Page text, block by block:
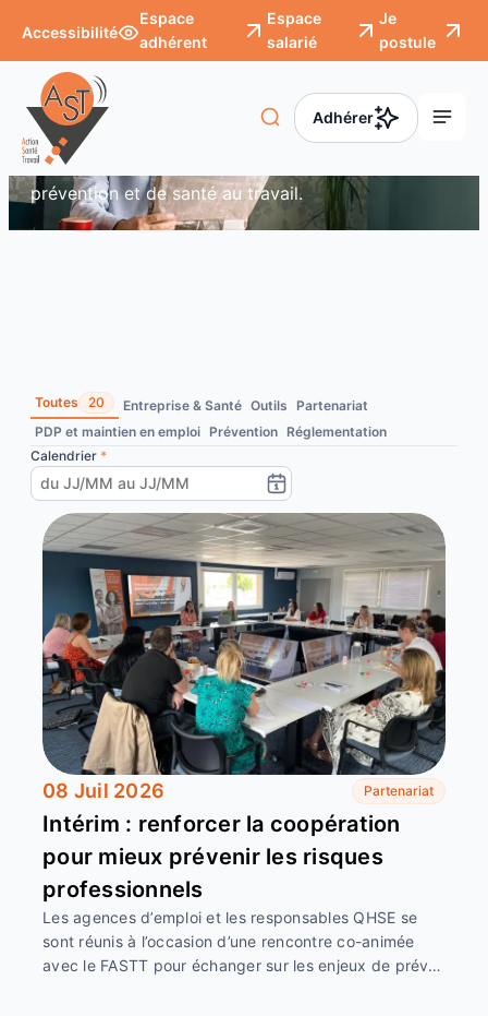
Accessibilité
Espace
adhérent
Espace
salarié
Je
postule
Adhérer
Actualités
À la rencontre de nos actualités de terrain :
découvrez les actions de votre service de
prévention et de santé au travail.
Toutes 20 Entreprise & Santé Outils
Partenariat
PDP et maintien en emploi Prévention Réglementation
Calendrier *
08 Juil 2026 Partenariat
Intérim : renforcer la coopération
pour mieux prévenir les risques
professionnels
Les agences d’emploi et les responsables QHSE se
sont réunis à l’occasion d’une rencontre co-animée
avec le FASTT pour échanger sur les enjeux de prév…
Panneau de gestion des cookies